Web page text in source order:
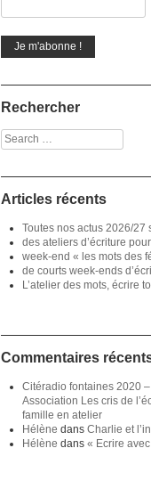
Rechercher
Search
Articles récents
Toutes nos actus 2026/27
des ateliers d’écriture
week-end « les mots des
de courts week-ends
L’atelier des mots, écrire
Commentaires
Citéradio fontaines 2020
Association Les cris de
famille en atelier
Hélène dans Charlie et
Hélène dans « Ecrire